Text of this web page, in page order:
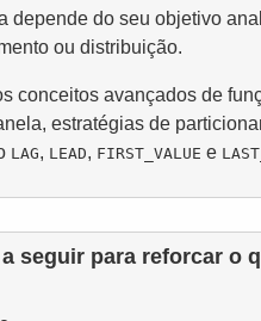
depende do seu objetivo
ou distribuição.
conceitos avançados de
estratégias de
LAG, LEAD, FIRST_VALUE e
seguir para reforcar o